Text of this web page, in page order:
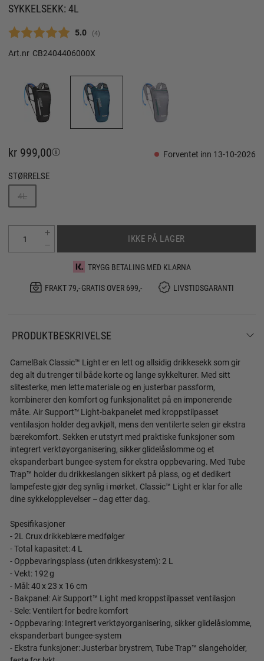
SYKKELSEKK: 4L
Gjennomsnittskarakter:
5.0 (stemmer:
4)
Art.nr CB2404406000X
kr 999,00 Forventet inn 13-10-2026
STØRRELSE
4L
IKKE PÅ LAGER
TRYGG BETALING MED KLARNA
FRAKT 79,- GRATIS OVER 699,-
LIVSTIDSGARANTI
PRODUKTBESKRIVELSE
CamelBak Classic™ Light er en lett og allsidig drikkesekk som gir
deg alt du trenger til både korte og lange sykkelturer. Med sitt
slitesterke, men lette materiale og en justerbar passform,
kombinerer den komfort og funksjonalitet på en imponerende
måte. Air Support™ Light-bakpanelet med kroppstilpasset
ventilasjon holder deg avkjølt, mens den ventilerte selen gir ekstra
bærekomfort. Sekken er utstyrt med praktiske funksjoner som
integrert verktøyorganisering, sikker glidelåslomme og et
ekspanderbart bungee-system for ekstra oppbevaring. Med Tube
Trap™ holder du drikkeslangen sikkert på plass, og et dedikert
lampefeste gjør deg synlig i mørket. Classic™ Light er klar for alle
dine sykkelopplevelser – dag etter dag.
Spesifikasjoner
- 2L Crux drikkeblære medfølger
- Total kapasitet: 4 L
- Oppbevaringsplass (uten drikkesystem): 2 L
- Vekt: 192 g
- Mål: 40 x 23 x 16 cm
- Bakpanel: Air Support™ Light med kroppstilpasset ventilasjon
- Sele: Ventilert for bedre komfort
- Oppbevaring: Integrert verktøyorganisering, sikker glidelåslomme,
ekspanderbart bungee-system
- Ekstra funksjoner: Justerbar brystrem, Tube Trap™ slangeholder,